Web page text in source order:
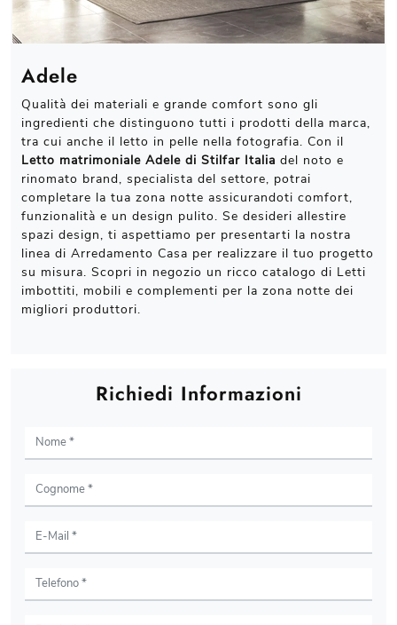
Adele
Qualità dei materiali e grande comfort sono gli
ingredienti che distinguono tutti i prodotti della marca,
tra cui anche il letto in pelle nella fotografia. Con il
Letto matrimoniale Adele di Stilfar Italia del noto e
rinomato brand, specialista del settore, potrai
completare la tua zona notte assicurandoti comfort,
funzionalità e un design pulito. Se desideri allestire
spazi design, ti aspettiamo per presentarti la nostra
linea di Arredamento Casa per realizzare il tuo progetto
su misura. Scopri in negozio un ricco catalogo di Letti
imbottiti, mobili e complementi per la zona notte dei
migliori produttori.
Richiedi Informazioni